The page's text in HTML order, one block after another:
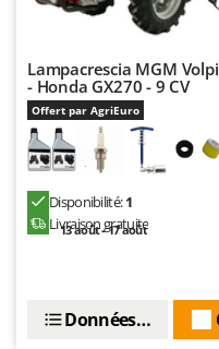
Zephir
Zodiac
Zomax
Lampacrescia MGM
- Honda GX270 - 9 CV
Offert par AgriEuro
Disponibilité:1
Livraison gratuite
13 août - 17 août
Données